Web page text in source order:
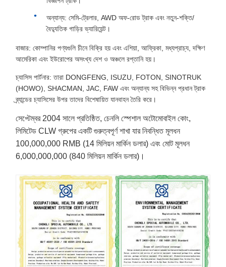
অন্যান্য: সেমি-ট্রেলার, AWD অফ-রোড ট্রাক এবং নতুন-শক্তি/
বৈদ্যুতিক গাড়ির ভ্যারিয়েন্ট।
বাজার: কোম্পানির পণ্যগুলি চীনে বিক্রি হয় এবং এশিয়া, আফ্রিকা, মধ্যপ্রাচ্য, দক্ষিণ
আমেরিকা এবং ইউরোপের অসংখ্য দেশ ও অঞ্চলে রপ্তানি হয়।
চ্যাসিস পার্টনার: তারা DONGFENG, ISUZU, FOTON, SINOTRUK
(HOWO), SHACMAN, JAC, FAW এবং অন্যান্য সহ বিভিন্ন প্রধান ট্রাক
ব্র্যান্ডের চ্যাসিসের উপর তাদের বিশেষায়িত যানবাহন তৈরি করে।
সেপ্টেম্বর 2004 সালে প্রতিষ্ঠিত, চেনলি স্পেশাল অটোমোবাইল কোং,
লিমিটেড CLW গ্রুপের একটি গুরুত্বপূর্ণ শাখা যার নিবন্ধিত মূলধন
100,000,000 RMB (14 মিলিয়ন মার্কিন ডলার) এবং মোট মূলধন
6,000,000,000 (840 মিলিয়ন মার্কিন ডলার)।